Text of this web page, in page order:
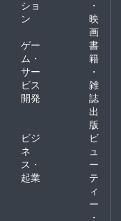
ショ
ン
・
映
画
ゲー
ム・
サー
ビス
開発
書
籍
・
雑
誌
出
版
ビジ
ネ
ス・
起業
ビ
ュ
ー
テ
ィ
ー
・